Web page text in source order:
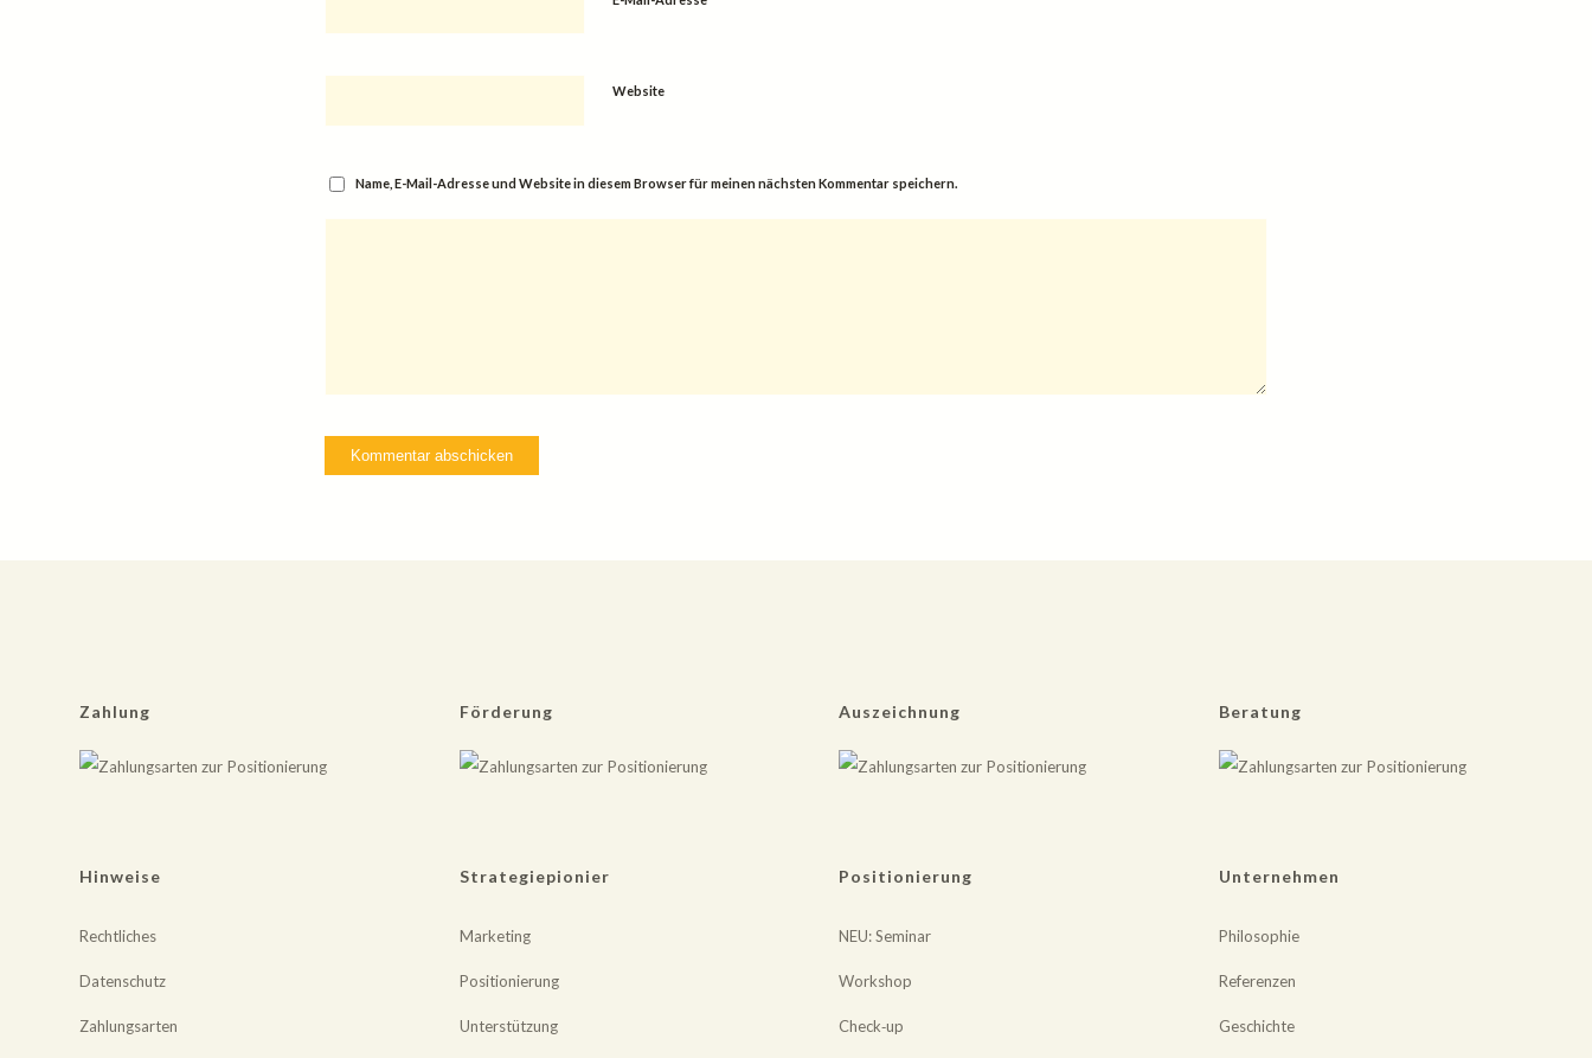
Website
Name, E-Mail-Adresse und Website in diesem Browser für meinen nächsten Kommentar speichern.
Zahlung
Hinweise
Rechtliches
Datenschutz
Zahlungsarten
Förderung
Strategiepionier
Marketing
Positionierung
Unterstützung
Auszeichnung
Positionierung
NEU: Seminar
Workshop
Check‐up
Beratung
Unternehmen
Philosophie
Referenzen
Geschichte